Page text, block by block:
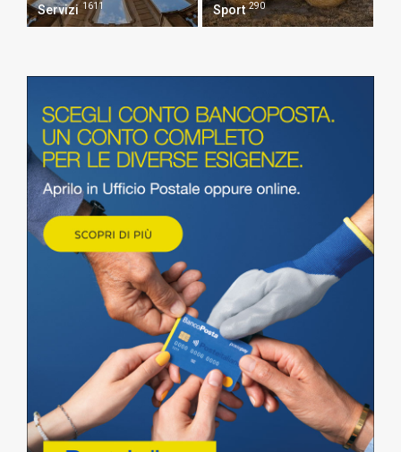
Servizi 1611 Sport 290